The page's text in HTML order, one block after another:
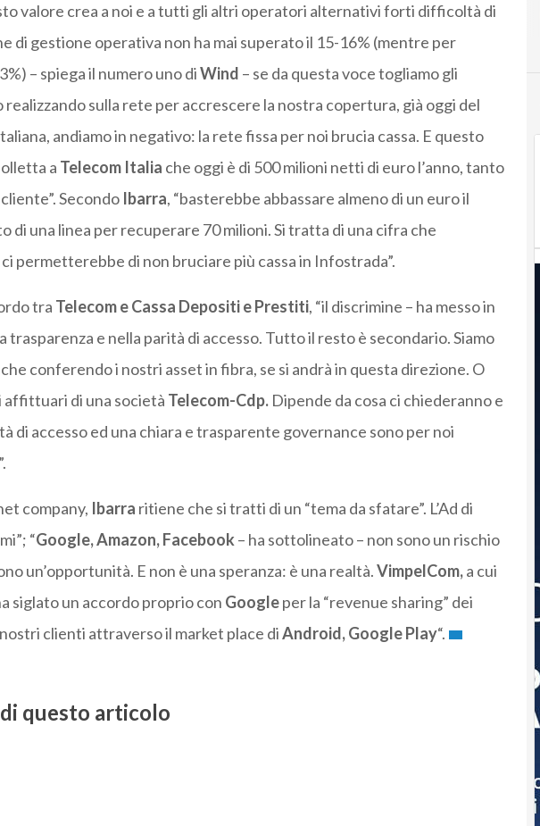
valore crea a noi e a tutti gli altri operatori alternativi forti difficoltà di
di gestione operativa non ha mai superato il 15-16% (mentre per
– spiega il numero uno diWind – se da questa voce togliamo gli
sulla rete per accrescere la nostra copertura, già oggi del
andiamo in negativo: la rete fissa per noi brucia cassa. E questo
a Telecom Italia che oggi è di 500 milioni netti di euro l’anno, tanto
SecondoIbarra, “basterebbe abbassare almeno di un euro il
di una linea per recuperare 70 milioni. Si tratta di una cifra che
permetterebbe di non bruciare più cassa in Infostrada”.
tra Telecom e Cassa Depositi e Prestiti, “il discrimine – ha messo in
trasparenza e nella parità di accesso. Tutto il resto è secondario. Siamo
conferendo i nostri asset in fibra, se si andrà in questa direzione. O
affittuari di una società Telecom-Cdp.Dipende da cosa ci chiederanno e
di accesso ed una chiara e trasparente governance sono per noi
company, Ibarra ritiene che si tratti di un “tema da sfatare”. L’Ad di
“Google, Amazon, Facebook – ha sottolineato – non sono un rischio
un’opportunità. E non è una speranza: è una realtà.VimpelCom,a cui
siglato un accordo proprio con Googleper la “revenue sharing” dei
clienti attraverso il market place diAndroid, Google Play“.
questo articolo